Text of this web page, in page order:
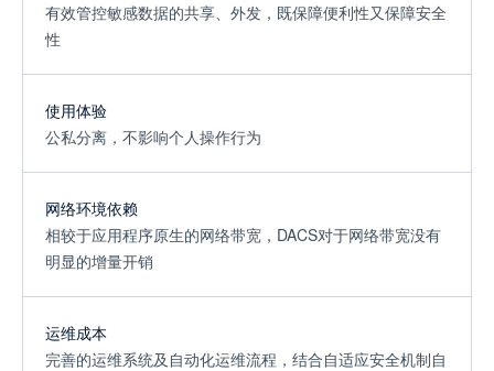
有效管控敏感数据的共享、外发，既保障便利性又保障安全
性
使用体验
公私分离，不影响个人操作行为
网络环境依赖
相较于应用程序原生的网络带宽，DACS对于网络带宽没有
明显的增量开销
运维成本
完善的运维系统及自动化运维流程，结合自适应安全机制自